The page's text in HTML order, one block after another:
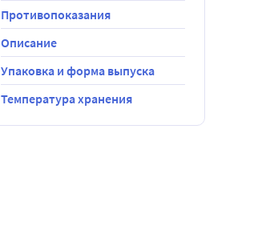
Противопоказания
Описание
Упаковка и форма выпуска
Температура хранения